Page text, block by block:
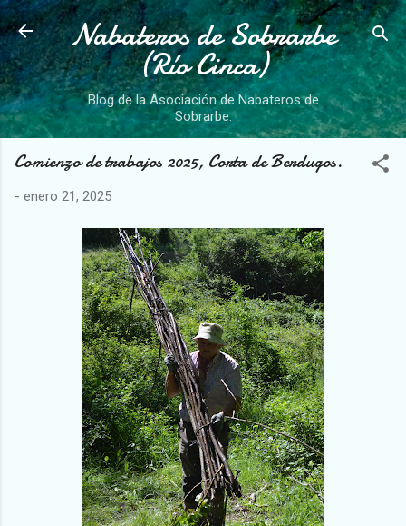
Ir al contenido principal
Nabateros de Sobrarbe
(Río Cinca)
Blog de la Asociación de Nabateros de
Sobrarbe.
Comienzo de trabajos 2025, Corta de Berdugos.
- enero 21, 2025